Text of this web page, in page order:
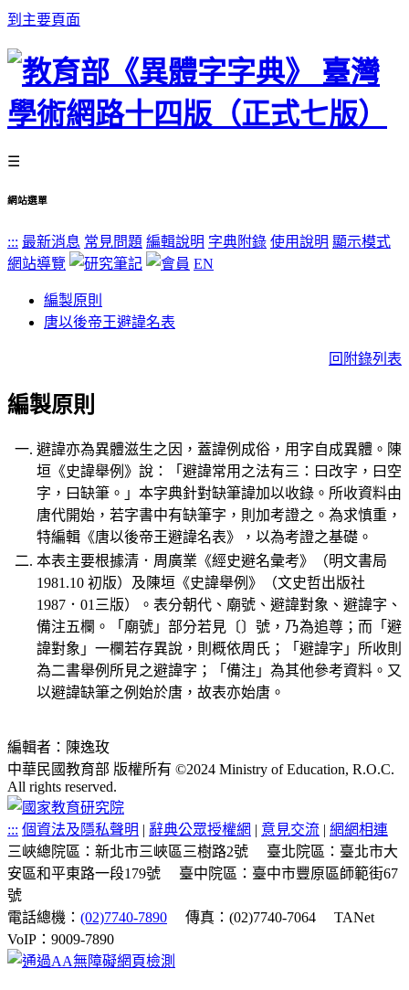
到主要頁面
☰
網站選單
::: 最新消息 常見問題 編輯說明 字典附錄 使用說明 顯示模式
網站導覽
EN
編製原則
唐以後帝王避諱名表
回附錄列表
編製原則
避諱亦為異體滋生之因，蓋諱例成俗，用字自成異體。陳
垣《史諱舉例》說：「避諱常用之法有三：曰改字，曰空
字，曰缺筆。」本字典針對缺筆諱加以收錄。所收資料由
唐代開始，若字書中有缺筆字，則加考證之。為求慎重，
特編輯《唐以後帝王避諱名表》，以為考證之基礎。
本表主要根據清．周廣業《經史避名彙考》（明文書局
1981.10 初版）及陳垣《史諱舉例》（文史哲出版社
1987．01三版）。表分朝代、廟號、避諱對象、避諱字、
備注五欄。「廟號」部分若見〔〕號，乃為追尊；而「避
諱對象」一欄若存異說，則概依周氏；「避諱字」所收則
為二書舉例所見之避諱字；「備注」為其他參考資料。又
以避諱缺筆之例始於唐，故表亦始唐。
編輯者：陳逸玫
中華民國教育部 版權所有 ©2024 Ministry of Education, R.O.C.
All rights reserved.
::: 個資法及隱私聲明 | 辭典公眾授權網 | 意見交流 | 網網相連
三峽總院區：新北市三峽區三樹路2號
臺北院區：臺北市大
安區和平東路一段179號
臺中院區：臺中市豐原區師範街67
號
電話總機： (02)7740-7890 傳真：(02)7740-7064
TANet
VoIP：9009-7890